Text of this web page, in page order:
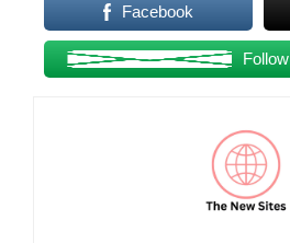
Facebook
Follow